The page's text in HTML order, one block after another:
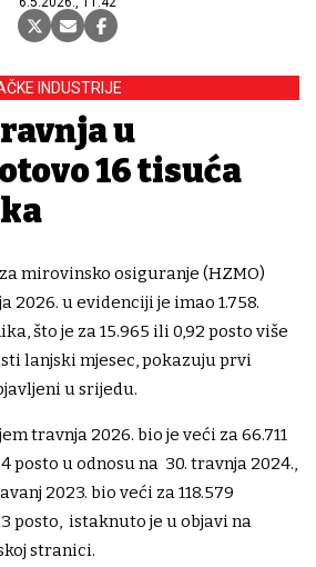
INDUSTRIJE
u
16 tisuća
mirovinsko osiguranje (HZMO)
2026. u evidenciji je imao 1.758.
što je za 15.965 ili 0,92 posto više
lanjski mjesec, pokazuju prvi
u srijedu.
travnja 2026. bio je veći za 66.711
posto u odnosu na 30. travnja 2024.,
2023. bio veći za 118.579
posto, istaknuto je u objavi na
stranici.